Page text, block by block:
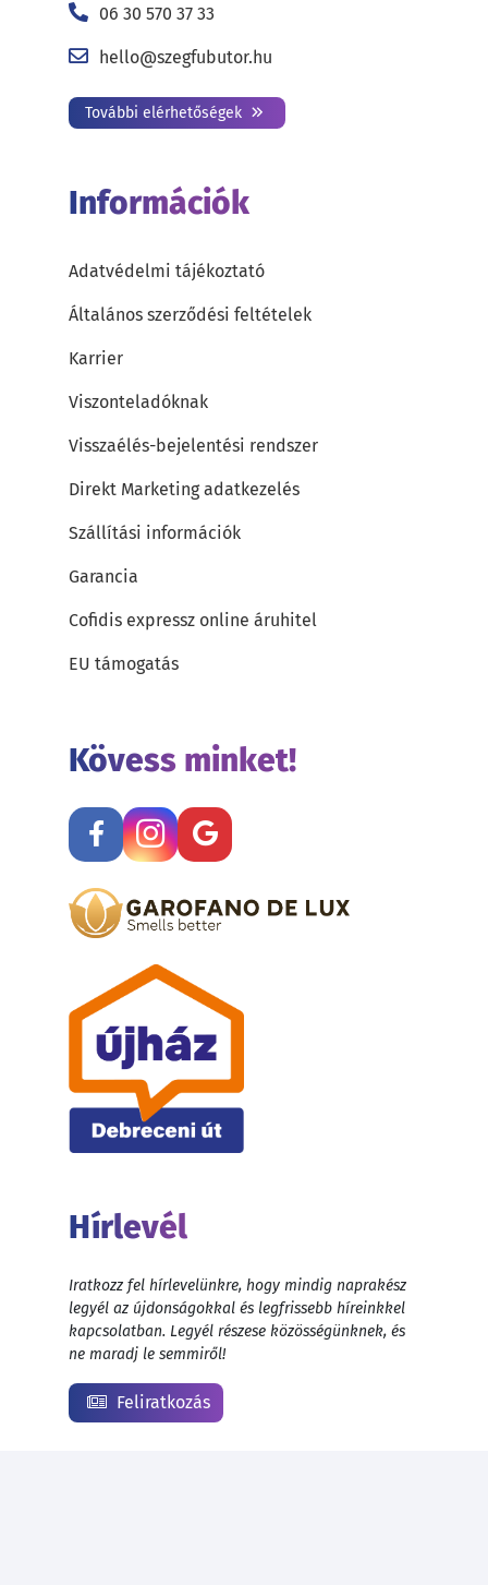
06 30 570 37 33
hello@szegfubutor.hu
További elérhetőségek
Információk
Adatvédelmi tájékoztató
Általános szerződési feltételek
Karrier
Viszonteladóknak
Visszaélés-bejelentési rendszer
Direkt Marketing adatkezelés
Szállítási információk
Garancia
Cofidis expressz online áruhitel
EU támogatás
Kövess minket!
Hírlevél
Iratkozz fel hírlevelünkre, hogy mindig naprakész
legyél az újdonságokkal és legfrissebb híreinkkel
kapcsolatban. Legyél részese közösségünknek, és
ne maradj le semmiről!
Feliratkozás